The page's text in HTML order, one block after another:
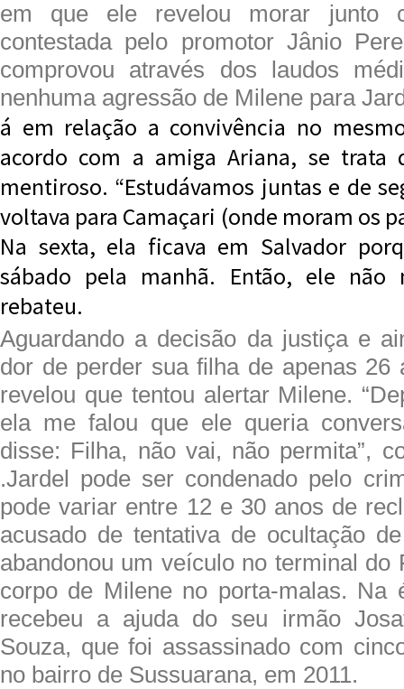
em que ele revelou morar junto
contestada pelo promotor Jânio
comprovou através dos laudos
nenhuma agressão de Milene para
á em relação a convivência no
acordo com a amiga Ariana, se trata
mentiroso. “Estudávamos juntas e de
voltava para Camaçari (onde moram os
Na sexta, ela ficava em Salvador
sábado pela manhã. Então, ele não
rebateu.
Aguardando a decisão da justiça e
dor de perder sua filha de apenas 26
revelou que tentou alertar Milene.
ela me falou que ele queria
disse: Filha, não vai, não permita”,
.Jardel pode ser condenado pelo
pode variar entre 12 e 30 anos de
acusado de tentativa de ocultação
abandonou um veículo no terminal do
corpo de Milene no porta-malas. Na
recebeu a ajuda do seu irmão
Souza, que foi assassinado com
no bairro de Sussuarana, em 2011.